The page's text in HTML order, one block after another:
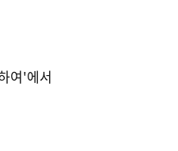
여'에서